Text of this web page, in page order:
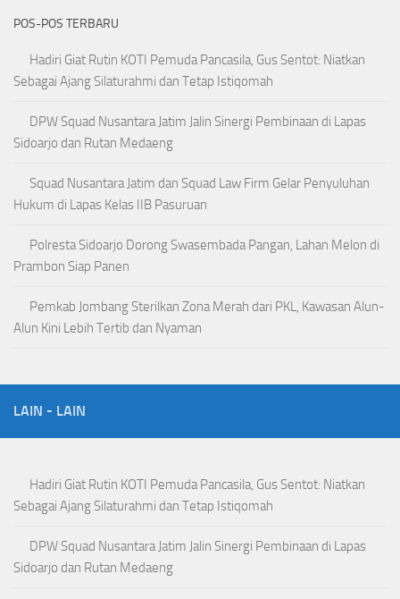
POS-POS TERBARU
Hadiri Giat Rutin KOTI Pemuda Pancasila, Gus Sentot: Niatkan
Sebagai Ajang Silaturahmi dan Tetap Istiqomah
DPW Squad Nusantara Jatim Jalin Sinergi Pembinaan di Lapas
Sidoarjo dan Rutan Medaeng
Squad Nusantara Jatim dan Squad Law Firm Gelar Penyuluhan
Hukum di Lapas Kelas IIB Pasuruan
Polresta Sidoarjo Dorong Swasembada Pangan, Lahan Melon di
Prambon Siap Panen
Pemkab Jombang Sterilkan Zona Merah dari PKL, Kawasan Alun-
Alun Kini Lebih Tertib dan Nyaman
LAIN - LAIN
Hadiri Giat Rutin KOTI Pemuda Pancasila, Gus Sentot: Niatkan
Sebagai Ajang Silaturahmi dan Tetap Istiqomah
DPW Squad Nusantara Jatim Jalin Sinergi Pembinaan di Lapas
Sidoarjo dan Rutan Medaeng